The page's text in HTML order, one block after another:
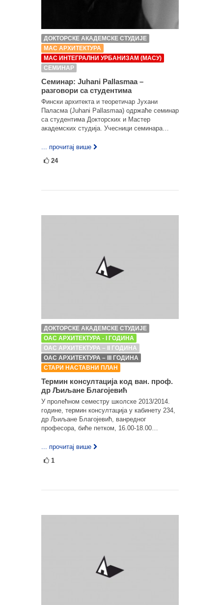
ДОКТОРСКЕ АКАДЕМСКЕ СТУДИЈЕ
МАС АРХИТЕКТУРА
МАС ИНТЕГРАЛНИ УРБАНИЗАМ (МАСУ)
СЕМИНАР
Семинар: Juhani Pallasmaa –
разговори са студентима
Фински архитекта и теоретичар Јухани
Паласма (Juhani Pallasmaa) одржаће семинар
са студентима Докторских и Мастер
академских студија. Учесници семинара…
... прочитај више
24
ДОКТОРСКЕ АКАДЕМСКЕ СТУДИЈЕ
ОАС АРХИТЕКТУРА - I ГОДИНА
ОАС АРХИТЕКТУРА – II ГОДИНА
ОАС АРХИТЕКТУРА – III ГОДИНА
СТАРИ НАСТАВНИ ПЛАН
Термин консултација код ван. проф.
др Љиљане Благојевић
У пролећном семестру школске 2013/2014.
године, термин консултација у кабинету 234,
др Љиљане Благојевић, ванредног
професора, биће петком, 16.00-18.00…
... прочитај више
1